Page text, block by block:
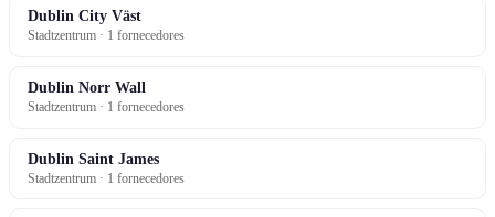
Dublin City Väst
Stadtzentrum · 1 fornecedores
Dublin Norr Wall
Stadtzentrum · 1 fornecedores
Dublin Saint James
Stadtzentrum · 1 fornecedores